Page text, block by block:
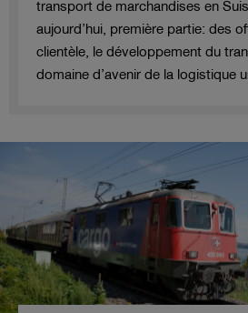
transport de marchandises en
aujourd’hui, première partie: des
clientèle, le développement du
domaine d’avenir de la logistique